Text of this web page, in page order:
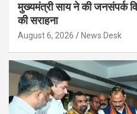
मुख्यमंत्री साय ने की जनसंपर्क
की सराहना
August 6, 2026 News Desk